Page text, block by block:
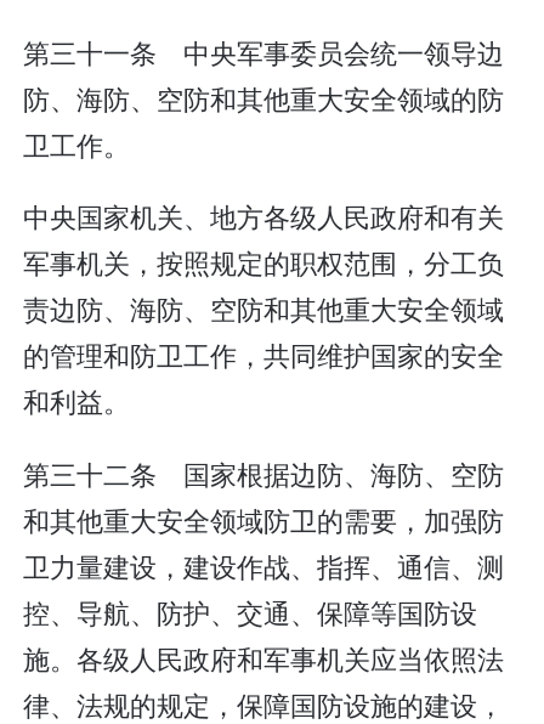
第三十一条 中央军事委员会统一领导边
防、海防、空防和其他重大安全领域的防
卫工作。
中央国家机关、地方各级人民政府和有关
军事机关，按照规定的职权范围，分工负
责边防、海防、空防和其他重大安全领域
的管理和防卫工作，共同维护国家的安全
和利益。
第三十二条 国家根据边防、海防、空防
和其他重大安全领域防卫的需要，加强防
卫力量建设，建设作战、指挥、通信、测
控、导航、防护、交通、保障等国防设
施。各级人民政府和军事机关应当依照法
律、法规的规定，保障国防设施的建设，